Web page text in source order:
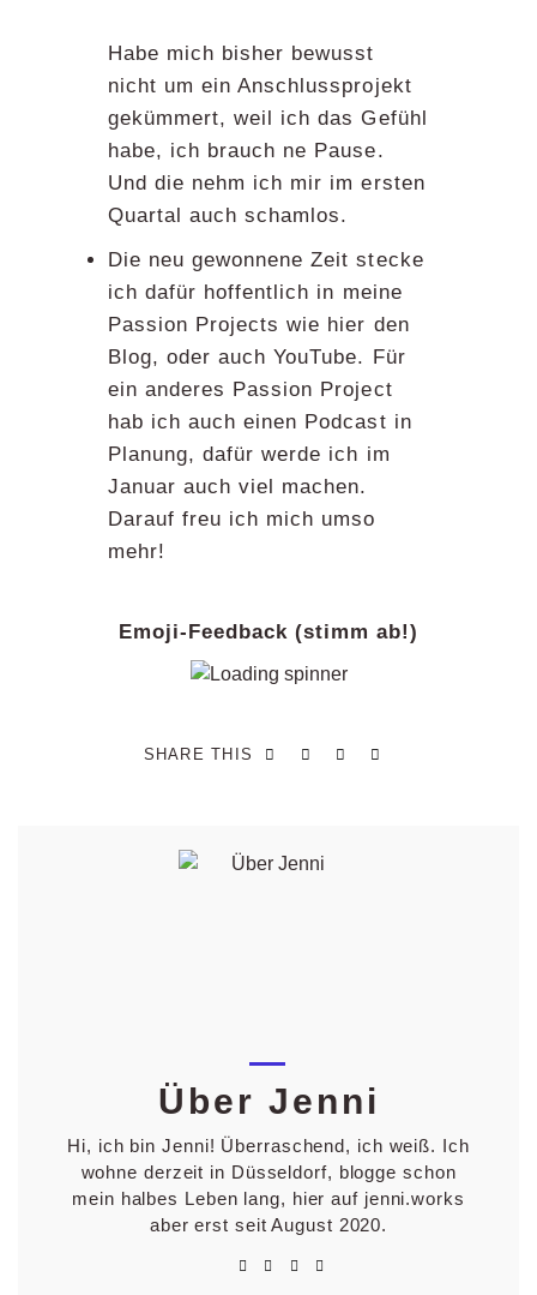
Habe mich bisher bewusst
nicht um ein Anschlussprojekt
gekümmert, weil ich das Gefühl
habe, ich brauch ne Pause.
Und die nehm ich mir im ersten
Quartal auch schamlos.
Die neu gewonnene Zeit stecke
ich dafür hoffentlich in meine
Passion Projects wie hier den
Blog, oder auch YouTube. Für
ein anderes Passion Project
hab ich auch einen Podcast in
Planung, dafür werde ich im
Januar auch viel machen.
Darauf freu ich mich umso
mehr!
Emoji-Feedback (stimm ab!)
SHARE THIS
Über Jenni
Hi, ich bin Jenni! Überraschend, ich weiß. Ich
wohne derzeit in Düsseldorf, blogge schon
mein halbes Leben lang, hier auf jenni.works
aber erst seit August 2020.